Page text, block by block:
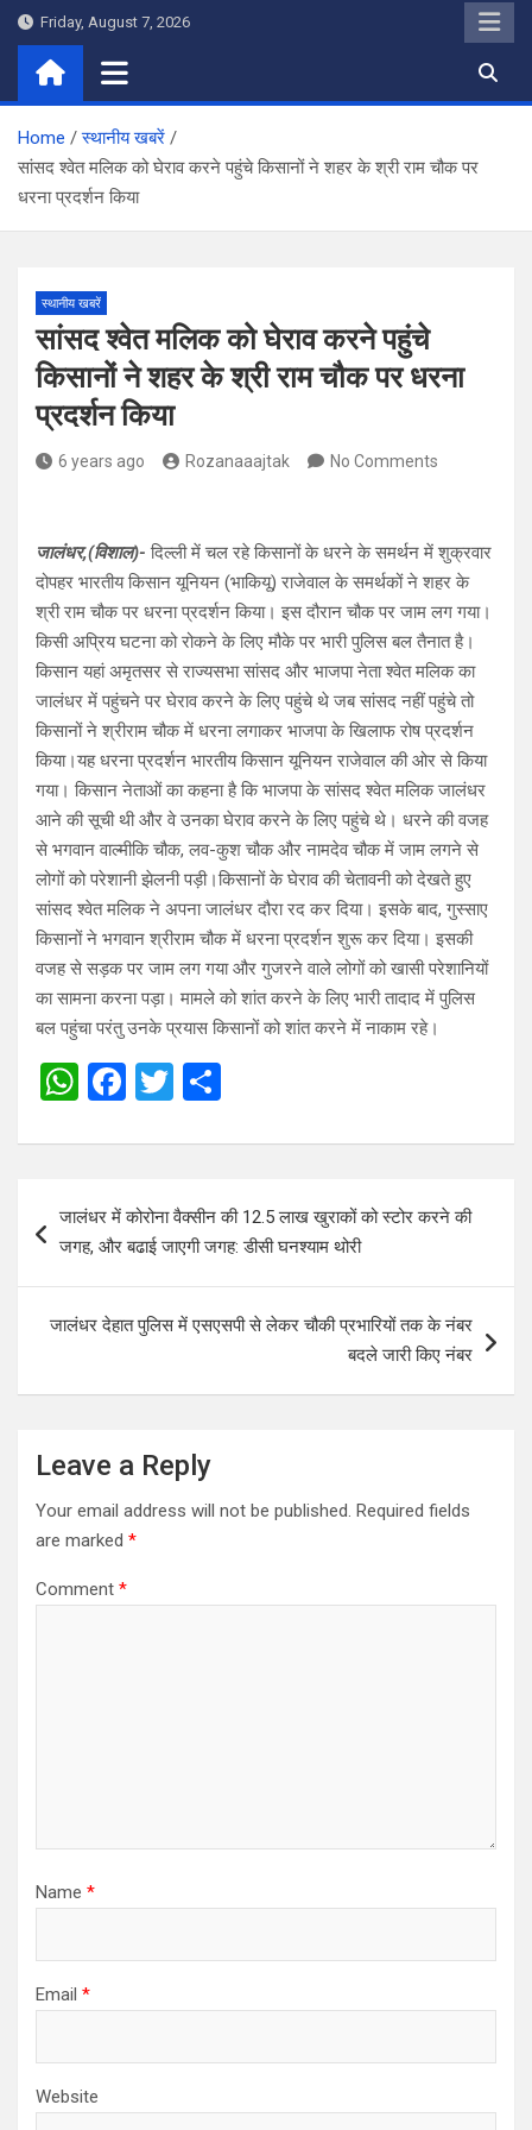
Skip
content
Friday, August 7, 2026
Home
स्थानीय खबरें
सांसद श्वेत मलिक को घेराव करने पहुंचे किसानों ने शहर के श्री राम चौक पर
धरना प्रदर्शन किया
स्थानीय खबरें
सांसद श्वेत मलिक को घेराव करने पहुंचे
किसानों ने शहर के श्री राम चौक पर धरना
प्रदर्शन किया
6 years ago Rozanaaajtak No Comments
जालंधर,(विशाल)- दिल्ली में चल रहे किसानों के धरने के समर्थन में शुक्रवार
दोपहर भारतीय किसान यूनियन (भाकियू) राजेवाल के समर्थकों ने शहर के
श्री राम चौक पर धरना प्रदर्शन किया। इस दौरान चौक पर जाम लग गया।
किसी अप्रिय घटना को रोकने के लिए मौके पर भारी पुलिस बल तैनात है।
किसान यहां अमृतसर से राज्यसभा सांसद और भाजपा नेता श्वेत मलिक का
जालंधर में पहुंचने पर घेराव करने के लिए पहुंचे थे जब सांसद नहीं पहुंचे तो
किसानों ने श्रीराम चौक में धरना लगाकर भाजपा के खिलाफ रोष प्रदर्शन
किया।यह धरना प्रदर्शन भारतीय किसान यूनियन राजेवाल की ओर से किया
गया। किसान नेताओं का कहना है कि भाजपा के सांसद श्वेत मलिक जालंधर
आने की सूची थी और वे उनका घेराव करने के लिए पहुंचे थे। धरने की वजह
से भगवान वाल्मीकि चौक, लव-कुश चौक और नामदेव चौक में जाम लगने से
लोगों को परेशानी झेलनी पड़ी।किसानों के घेराव की चेतावनी को देखते हुए
सांसद श्वेत मलिक ने अपना जालंधर दौरा रद कर दिया। इसके बाद, गुस्साए
किसानों ने भगवान श्रीराम चौक में धरना प्रदर्शन शुरू कर दिया। इसकी
वजह से सड़क पर जाम लग गया और गुजरने वाले लोगों को खासी परेशानियों
का सामना करना पड़ा। मामले को शांत करने के लिए भारी तादाद में पुलिस
बल पहुंचा परंतु उनके प्रयास किसानों को शांत करने में नाकाम रहे।
W
at
s
A
p
F
ce
b
o
k
T
tt
er
ar
e
navigation
जालंधर में कोरोना वैक्सीन की 12.5 लाख खुराकों को स्टोर करने की
जगह, और बढाई जाएगी जगह: डीसी घनश्याम थोरी
जालंधर देहात पुलिस में एसएसपी से लेकर चौकी प्रभारियों तक के नंबर
बदले जारी किए नंबर
Leave a Reply
Your email address will not be published. Required fields
are marked *
Comment *
Name *
Email *
Website